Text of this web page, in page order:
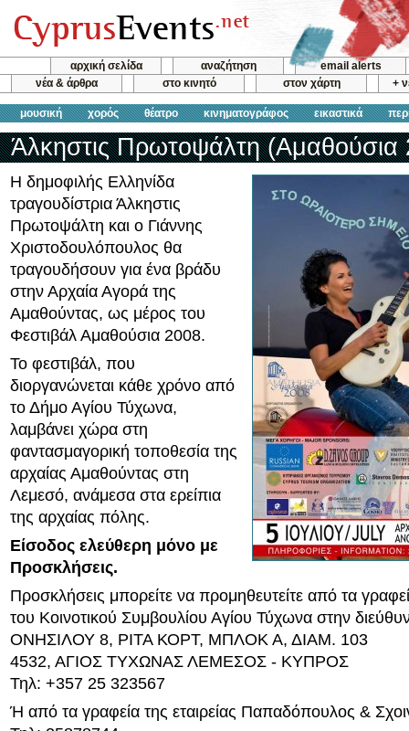
αρχική σελίδα αναζήτηση
email alerts
νέα & άρθρα
στο κινητό στον χάρτη +
μουσική χορός θέατρο κινηματογράφος εικαστικά
Άλκηστις Πρωτοψάλτη (Αμαθούσια
Η δημοφιλής Ελληνίδα
τραγουδίστρια Άλκηστις
Πρωτοψάλτη και ο Γιάννης
Χριστοδουλόπουλος θα
τραγουδήσουν για ένα βράδυ
στην Αρχαία Αγορά της
Αμαθούντας, ως μέρος του
Φεστιβάλ Αμαθούσια 2008.
Το φεστιβάλ, που
διοργανώνεται κάθε χρόνο από
το Δήμο Αγίου Τύχωνα,
λαμβάνει χώρα στη
φαντασμαγορική τοποθεσία της
αρχαίας Αμαθούντας στη
Λεμεσό, ανάμεσα στα ερείπια
της αρχαίας πόλης.
Είσοδος ελεύθερη μόνο με
Προσκλήσεις.
Προσκλήσεις μπορείτε να προμηθευτείτε από τα
του Κοινοτικού Συμβουλίου Αγίου Τύχωνα στην
ΟΝΗΣΙΛΟΥ 8, ΡΙΤΑ ΚΟΡΤ, ΜΠΛΟΚ Α, ΔΙΑΜ. 103
4532, ΑΓΙΟΣ ΤΥΧΩΝΑΣ ΛΕΜΕΣΟΣ - ΚΥΠΡΟΣ
Τηλ: +357 25 323567
Ή από τα γραφεία της εταιρείας Παπαδόπουλος &